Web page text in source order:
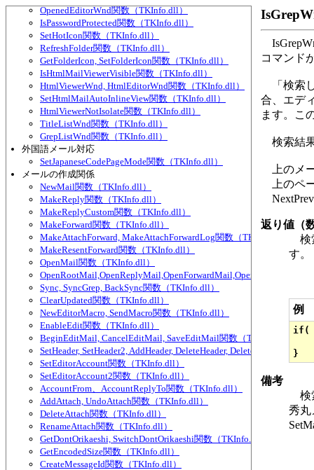
OpenedEditorWnd関数（TKInfo.dll）
IsPasswordProtected関数（TKInfo.dll）
SetHotIcon関数（TKInfo.dll）
RefreshFolder関数（TKInfo.dll）
GetFolderIcon, SetFolderIcon関数（TKInfo.dll）
IsHtmlMailViewerVisible関数（TKInfo.dll）
HtmlViewerWnd, HtmlEditorWnd関数（TKInfo.dll）
SetHtmlMailAutoInlineView関数（TKInfo.dll）
HtmlViewerNotIsolate関数（TKInfo.dll）
TitleListWnd関数（TKInfo.dll）
GrepListWnd関数（TKInfo.dll）
外国語メール対応
SetJapaneseCodePageMode関数（TKInfo.dll）
メールの作成関係
NewMail関数（TKInfo.dll）
MakeReply関数（TKInfo.dll）
MakeReplyCustom関数（TKInfo.dll）
MakeForward関数（TKInfo.dll）
MakeAttachForward, MakeAttachForwardLog関数（TKInfo.dll）
MakeResentForward関数（TKInfo.dll）
OpenMail関数（TKInfo.dll）
OpenRootMail,OpenReplyMail,OpenForwardMail,OpenLog関数（
Sync, SyncGrep, BackSync関数（TKInfo.dll）
ClearUpdated関数（TKInfo.dll）
NewEditorMacro, SendMacro関数（TKInfo.dll）
EnableEdit関数（TKInfo.dll）
BeginEditMail, CancelEditMail, SaveEditMail関数（TKInfo.dll）
SetHeader, SetHeader2, AddHeader, DeleteHeader, DeleteHeader2,
SetEditorAccount関数（TKInfo.dll）
SetEditorAccount2関数（TKInfo.dll）
AccountFrom、AccountReplyTo関数（TKInfo.dll）
AddAttach, UndoAttach関数（TKInfo.dll）
DeleteAttach関数（TKInfo.dll）
RenameAttach関数（TKInfo.dll）
GetDontOrikaeshi, SwitchDontOrikaeshi関数（TKInfo.dll）
GetEncodedSize関数（TKInfo.dll）
CreateMessageId関数（TKInfo.dll）
コマンド
「検索
合、エデ
ます。こ
検索結
上のメ
上のペ
返り値（
検
す。
例
if(
備考
検
秀丸